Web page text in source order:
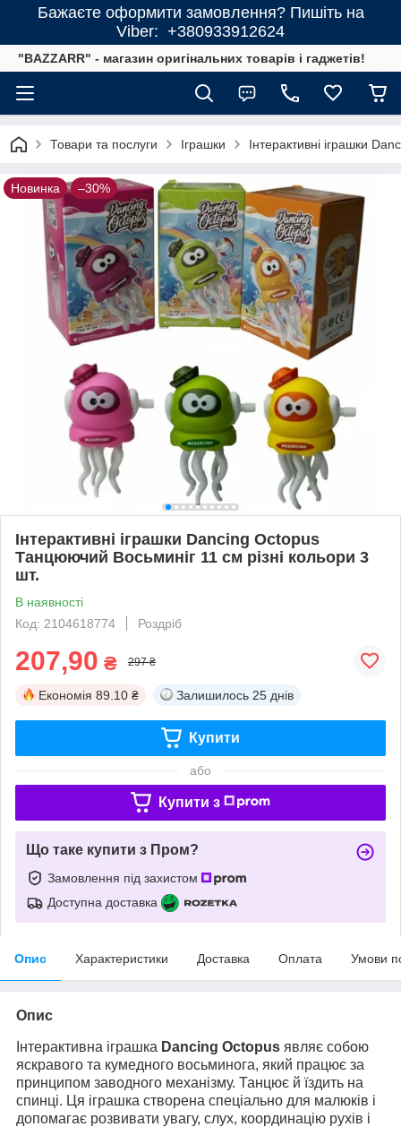
Бажаєте оформити замовлення? Пишіть на
Viber: +380933912624
"BAZZARR" - магазин оригінальних товарів і гаджетів!
Товари та послуги Іграшки Інтерактивні іграшки
Новинка –30%
Інтерактивні іграшки Dancing Octopus
Танцюючий Восьминіг 11 см різні кольори 3
шт.
В наявності
Код: 2104618774
Роздріб
207,90 ₴ 297 ₴
Економія 89.10 ₴ Залишилось 25 днів
Купити
або
Купити з
Що таке купити з Пром?
Замовлення під захистом
Доступна доставка
Опис Характеристики Доставка Оплата Умови
Опис
Інтерактивна іграшка Dancing Octopus являє собою
яскравого та кумедного восьминога, який працює за
принципом заводного механізму. Танцює й їздить на
спинці. Ця іграшка створена спеціально для малюків і
допомагає розвивати увагу, слух, координацію рухів і